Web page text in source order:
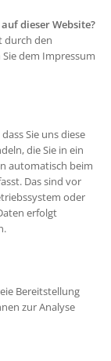
dieser Website?
durch den
dem Impressum
Sie uns diese
die Sie in ein
automatisch beim
Das sind vor
oder
erfolgt
Bereitstellung
zur Analyse